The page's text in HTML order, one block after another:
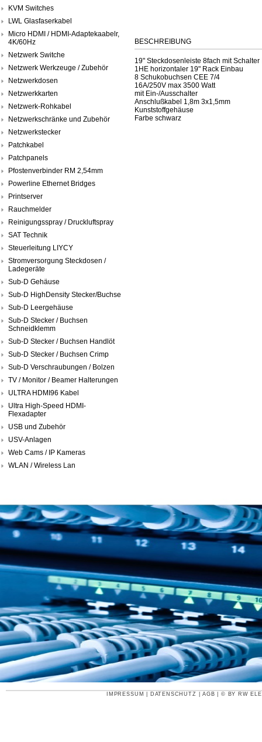
KVM Switches
LWL Glasfaserkabel
Micro HDMI / HDMI-Adaptekaabelr,
4K/60Hz
Netzwerk Switche
Netzwerk Werkzeuge / Zubehör
Netzwerkdosen
Netzwerkkarten
Netzwerk-Rohkabel
Netzwerkschränke und Zubehör
Netzwerkstecker
Patchkabel
Patchpanels
Pfostenverbinder RM 2,54mm
Powerline Ethernet Bridges
Printserver
Rauchmelder
Reinigungsspray / Druckluftspray
SAT Technik
Steuerleitung LIYCY
Stromversorgung Steckdosen /
Ladegeräte
Sub-D Gehäuse
Sub-D HighDensity Stecker/Buchse
Sub-D Leergehäuse
Sub-D Stecker / Buchsen
Schneidklemm
Sub-D Stecker / Buchsen Handlöt
Sub-D Stecker / Buchsen Crimp
Sub-D Verschraubungen / Bolzen
TV / Monitor / Beamer Halterungen
ULTRA HDMI96 Kabel
Ultra High-Speed HDMI-
Flexadapter
USB und Zubehör
USV-Anlagen
Web Cams / IP Kameras
WLAN / Wireless Lan
BESCHREIBUNG
19" Steckdosenleiste 8fach mit Schalter
1HE horizontaler 19" Rack Einbau
8 Schukobuchsen CEE 7/4
16A/250V max 3500 Watt
mit Ein-/Ausschalter
Anschlußkabel 1,8m 3x1,5mm
Kunststoffgehäuse
Farbe schwarz
IMPRESSUM DATENSCHUTZ |AGB | © BY RW